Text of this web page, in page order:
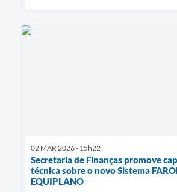
02 MAR 2026 - 15h22
Secretaria de Finanças promove
técnica sobre o novo Sistema
EQUIPLANO